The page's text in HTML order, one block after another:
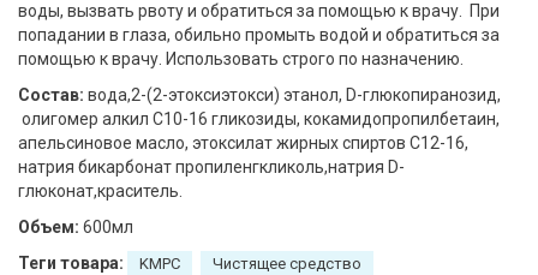
воды, вызвать рвоту и обратиться за помощью к врачу. При
попадании в глаза, обильно промыть водой и обратиться за
помощью к врачу. Использовать строго по назначению.
Состав: вода,2-(2-этоксиэтокси) этанол, D-глюкопиранозид,
олигомер алкил С10-16 гликозиды, кокамидопропилбетаин,
апельсиновое масло, этоксилат жирных спиртов С12-16,
натрия бикарбонат пропиленгкликоль,натрия D-
глюконат,краситель.
Объем: 600мл
Теги товара:
KMPC Чистящее средство